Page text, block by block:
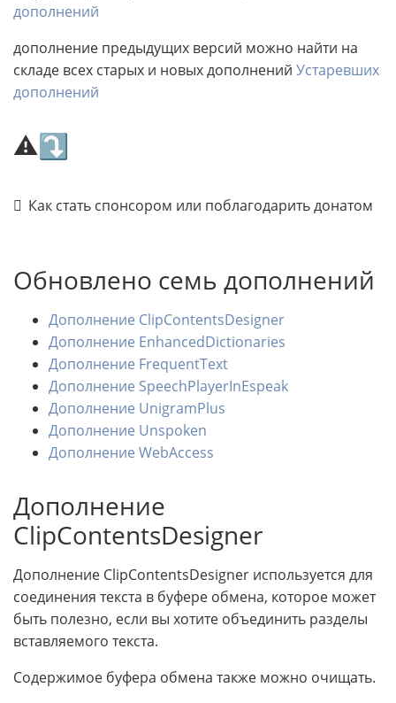
дополнений
дополнение предыдущих версий можно найти на
складе всех старых и новых дополнений Устаревших
дополнений
⚠⤵
Как стать спонсором или поблагодарить донатом
Обновлено семь дополнений
Дополнение ClipContentsDesigner
Дополнение EnhancedDictionaries
Дополнение FrequentText
Дополнение SpeechPlayerInEspeak
Дополнение UnigramPlus
Дополнение Unspoken
Дополнение WebAccess
Дополнение
ClipContentsDesigner
Дополнение ClipContentsDesigner используется для
соединения текста в буфере обмена, которое может
быть полезно, если вы хотите объединить разделы
вставляемого текста.
Содержимое буфера обмена также можно очищать.